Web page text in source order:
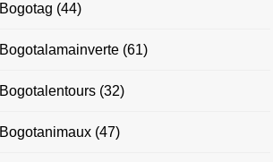
Bogotag (44)
Bogotalamainverte(61)
Bogotalentours(32)
Bogotanimaux(47)